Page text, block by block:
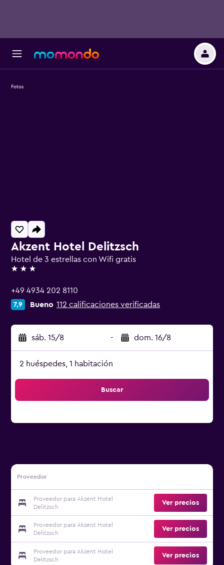
Akzent Hotel Delitzsch
Hotel de 3 estrellas con Wifi gratis
3 estrellas
+49 4934 202 8110
7,9 Bueno 112 calificaciones verificadas
sáb. 15/8 - dom. 16/8
2 huéspedes, 1 habitación
Buscar
Proveedor
Proveedor para Akzent Hotel
Delitzsch
Ver precios
Proveedor para Akzent Hotel
Delitzsch
Ver precios
Proveedor para Akzent Hotel
Delitzsch
Ver precios
Fotos